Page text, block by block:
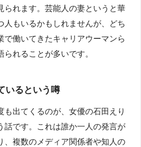
られます。芸能人の妻というと華
人もいるかもしれませんが、どち
で働いてきたキャリアウーマンら
られることが多いです。
いるという噂
も出てくるのが、女優の石田えり
話です。これは誰か一人の発言が
、複数のメディア関係者や知人の